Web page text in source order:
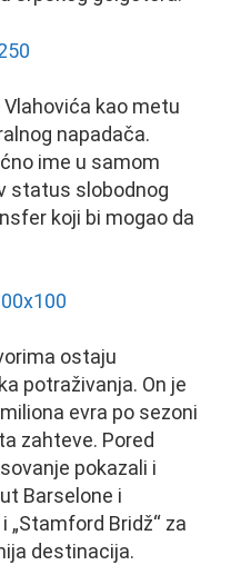
kao metu
napadača.
ime u samom
status slobodnog
koji bi mogao da
ostaju
potraživanja. On je
evra po sezoni
zahteve. Pored
pokazali i
Barselone i
„Stamford Bridž“ za
destinacija.